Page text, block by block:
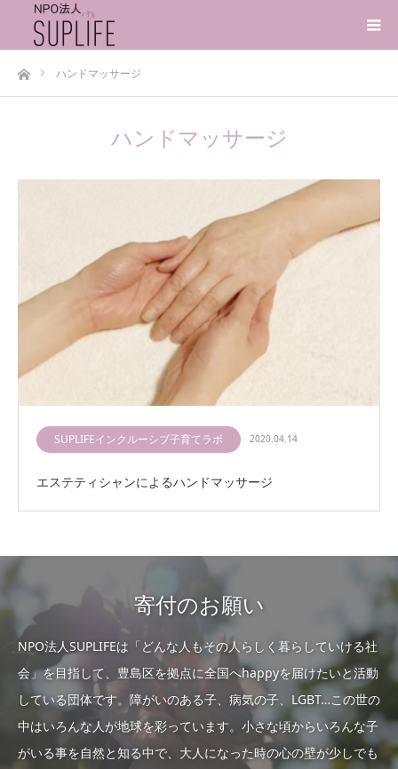
ホームハンドマッサージ
ハンドマッサージ
SUPLIFEインクルーシブ子育てラボ 2020.04.14
エステティシャンによるハンドマッサージ
寄付のお願い
NPO法人SUPLIFEは「どんな人もその人らしく暮らしていける社
会」を目指して、豊島区を拠点に全国へhappyを届けたいと活動
している団体です。障がいのある子、病気の子、LGBT…この世の
中はいろんな人が地球を彩っています。小さな頃からいろんな子
がいる事を自然と知る中で、大人になった時の心の壁が少しでも